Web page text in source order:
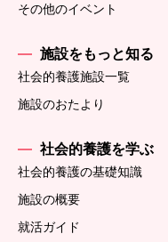
その他のイベント
施設をもっと知る
社会的養護施設一覧
施設のおたより
社会的養護を学ぶ
社会的養護の基礎知識
施設の概要
就活ガイド